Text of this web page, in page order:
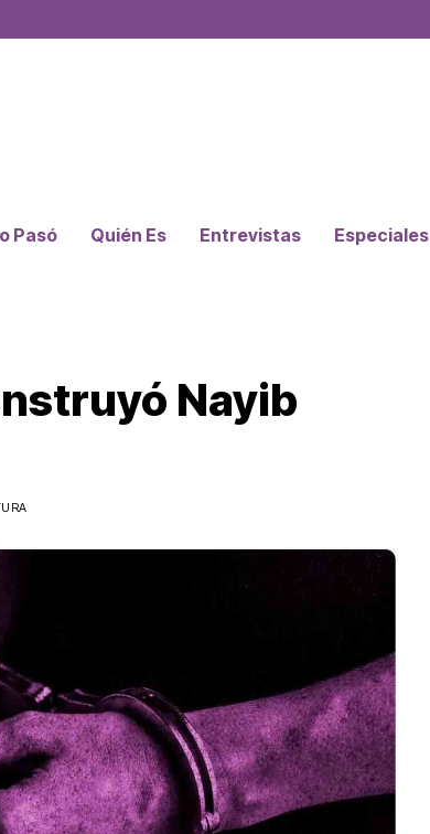
Pasó Quién Es Entrevistas Especiales
Nayib